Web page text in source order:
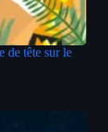
de tête sur le